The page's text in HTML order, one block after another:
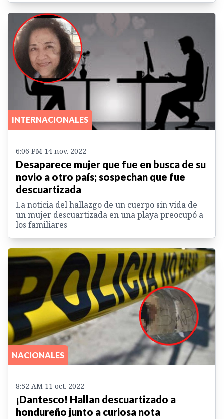
INTERNACIONALES
6:06 PM 14 nov. 2022
Desaparece mujer que fue en busca de su
novio a otro país; sospechan que fue
descuartizada
La noticia del hallazgo de un cuerpo sin vida de
un mujer descuartizada en una playa preocupó a
los familiares
NACIONALES
8:52 AM 11 oct. 2022
¡Dantesco! Hallan descuartizado a
hondureño junto a curiosa nota